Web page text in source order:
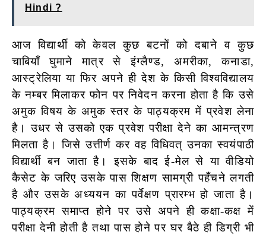
Hindi ?
आज विद्यार्थी को केवल कुछ बटनों को दबाने व कुछ
चाबियाँ घुमाने मात्र से इंग्लैण्ड, अमरीका, कनाडा,
आस्ट्रेलिया या फिर अपने ही देश के किसी विश्वविद्यालय
के नम्बर मिलाकर फोन पर निवेदन करना होता है कि उसे
अमुक विषय के अमुक स्तर के पाठ्यक्रम में प्रवेश लेना
है। उधर से उसको एक प्रवेश परीक्षा देने का आमन्त्रण
मिलता है। जिसे उत्तीर्ण कर वह विधिवत् उनका स्वयंपाठी
विद्यार्थी बन जाता है। इसके बाद ई-मेल से या वीडियो
कैसेट के जरिए उसके पास शिक्षण सामग्री पहँचने लगती
है और उसके अध्ययन का पर्वेक्षण प्रारम्भ हो जाता है।
पाठ्यक्रम समाप्त होने पर उसे अपने ही कक्षा-कक्ष में
परीक्षा देनी होती है तथा पास होने पर घर बैठे ही डिग्री भी